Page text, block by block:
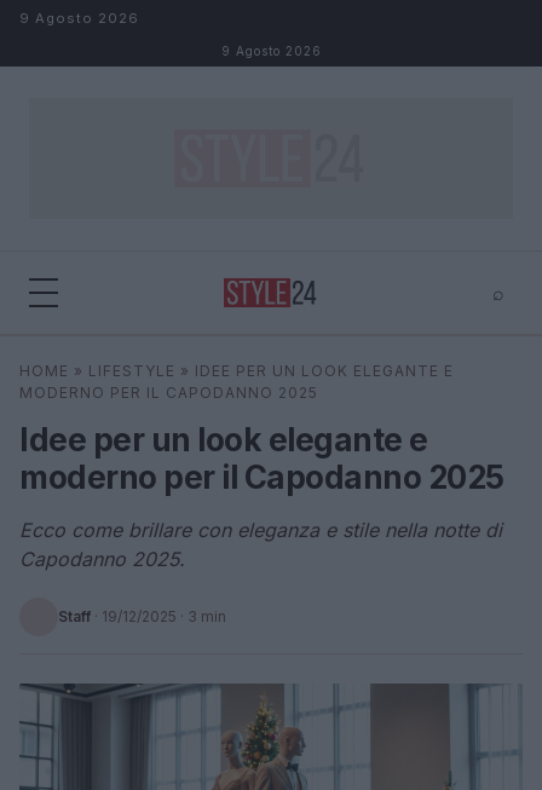
Salta al contenuto
9 Agosto 2026
9 Agosto 2026
⌕
Cerca
HOME » LIFESTYLE » IDEE PER UN LOOK ELEGANTE E
MODERNO PER IL CAPODANNO 2025
Idee per un look elegante e
moderno per il Capodanno 2025
Ecco come brillare con eleganza e stile nella notte di
Capodanno 2025.
Staff · 19/12/2025 · 3 min